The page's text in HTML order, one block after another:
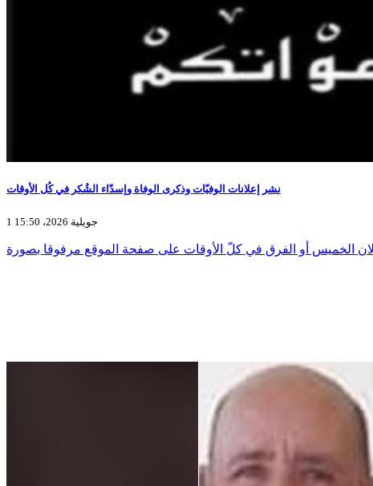
نشر إعلانات الوفيّات وذكرى الوفاة وإسدّاء الشُكر في كُل الأوقات
1 جويلية 2026، 15:50